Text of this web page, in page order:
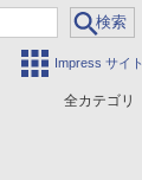
Impress サイト
全カテゴリ